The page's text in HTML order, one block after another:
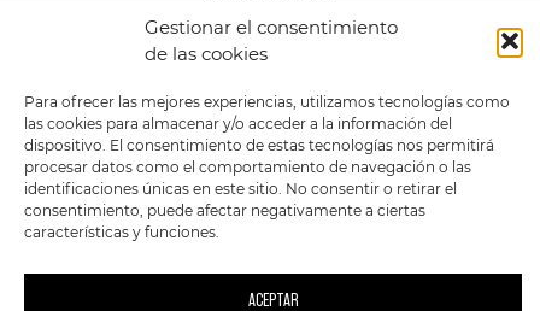
Gestionar el consentimiento
de las cookies
Para ofrecer las mejores experiencias, utilizamos tecnologías como
las cookies para almacenar y/o acceder a la información del
dispositivo. El consentimiento de estas tecnologías nos permitirá
procesar datos como el comportamiento de navegación o las
identificaciones únicas en este sitio. No consentir o retirar el
consentimiento, puede afectar negativamente a ciertas
características y funciones.
ACEPTAR
POLÍTICA DE
TÉRMINOS Y
CONDICIONES
GENERALES DE LA
VENTA
POLÍTICA DE COOKIES
TIENDA
ESTILOS
FORMATOS
PREVENTAS
OFERTAS
MERCHANDISING
FOUR SKULLS